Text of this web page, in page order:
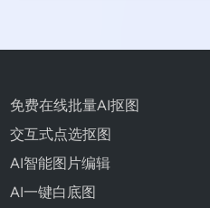
免费在线批量AI抠图
交互式点选抠图
AI智能图片编辑
AI一键白底图